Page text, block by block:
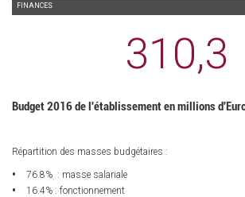
navigation
FINANCES
310,3
Budget 2016 de l'établissement en millions
Répartition des masses budgétaires :
76.8% : masse salariale
16.4% : fonctionnement